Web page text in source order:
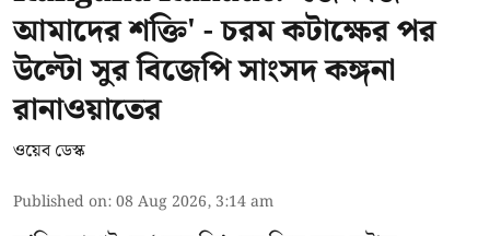
আমাদের শক্তি' - চরম কটাক্ষের পর
উল্টো সুর বিজেপি সাংসদ কঙ্গনা
রানাওয়াতের
ওয়েব ডেস্ক
Published on:08 Aug 2026, 3:14 am